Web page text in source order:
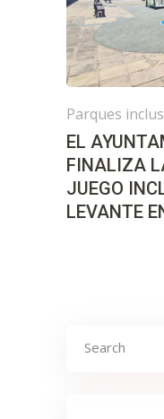
Parques
EL
FINALIZA
JUEGO
LEVANTE